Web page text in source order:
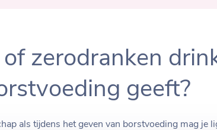
zerodranken
geeft?
als tijdens het geven van borstvoeding mag je